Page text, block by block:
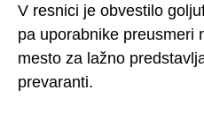
V resnici je obvestilo
pa uporabnike preusmeri
mesto za lažno
prevaranti.